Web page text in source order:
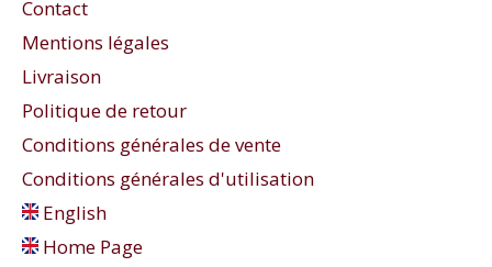
Contact
Mentions légales
Livraison
Politique de retour
Conditions générales de vente
Conditions générales d'utilisation
English
Home Page